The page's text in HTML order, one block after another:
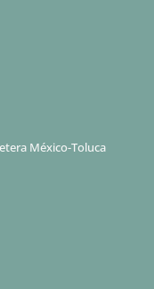
México-Toluca